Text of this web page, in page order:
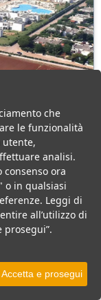
vacanza fatta di
che
le funzionalità
utente,
analisi.
ora
o in qualsiasi
Leggi di
all’utilizzo di
prosegui”.
Accetta e prosegui